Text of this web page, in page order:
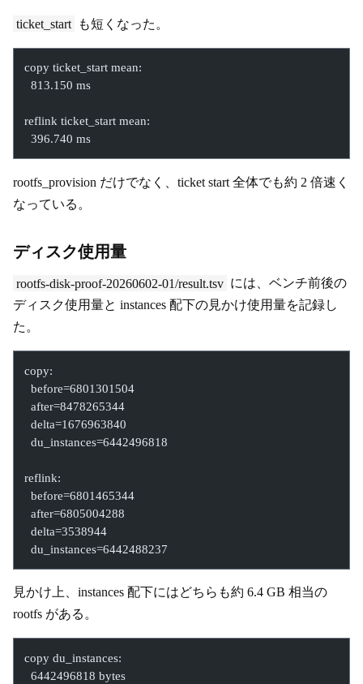
ticket_start も短くなった。
copy ticket_start mean:
  813.150 ms
reflink ticket_start mean:
  396.740 ms
rootfs_provision だけでなく、ticket start 全体でも約 2 倍速く
なっている。
ディスク使用量
rootfs-disk-proof-20260602-01/result.tsv には、ベンチ前後の
ディスク使用量と instances 配下の見かけ使用量を記録し
た。
copy:
  before=6801301504
  after=8478265344
  delta=1676963840
  du_instances=6442496818
reflink:
  before=6801465344
  after=6805004288
  delta=3538944
  du_instances=6442488237
見かけ上、instances 配下にはどちらも約 6.4 GB 相当の
rootfs がある。
copy du_instances:
  6442496818 bytes